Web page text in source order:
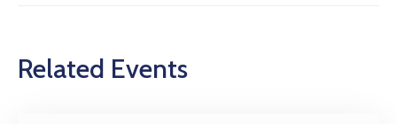
Related Events